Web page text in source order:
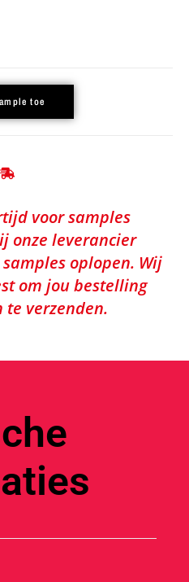
toe
voor samples
onze leverancier
oplopen. Wij
om jou bestelling
verzenden.